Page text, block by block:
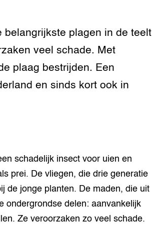
belangrijkste plagen in de teelt
veel schade. Met
plaag bestrijden. Een
en sinds kort ook in
schadelijk insect voor uien en
prei. De vliegen, die drie generatie
de jonge planten. De maden, die uit
ondergrondse delen: aanvankelijk
Ze veroorzaken zo veel schade.